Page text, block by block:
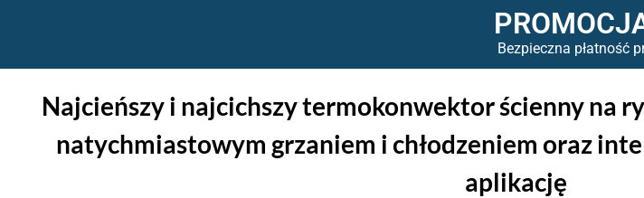
Bezpieczna płatność
Najcieńszy i najcichszy termokonwektor ścienny na
natychmiastowym grzaniem i chłodzeniem oraz
aplikację